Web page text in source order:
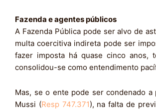
Fazenda e agentes públicos
A Fazenda Pública pode ser alvo de
multa coercitiva indireta pode ser
fazer imposta há quase cinco anos,
consolidou-se como entendimento
Mas, se o ente pode ser condenado
Mussi (Resp 747.371), na falta de